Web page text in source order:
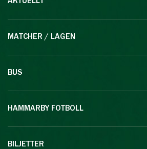
MATCHER / LAGEN
BUS
HAMMARBY FOTBOLL
BILJETTER